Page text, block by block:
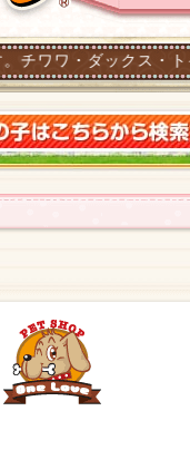
クス・トイプードル